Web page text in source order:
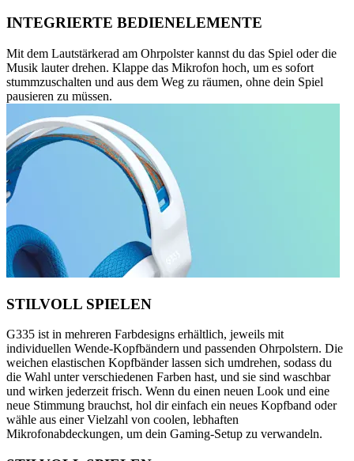
INTEGRIERTE BEDIENELEMENTE
Mit dem Lautstärkerad am Ohrpolster kannst du das Spiel oder die
Musik lauter drehen. Klappe das Mikrofon hoch, um es sofort
stummzuschalten und aus dem Weg zu räumen, ohne dein Spiel
pausieren zu müssen.
STILVOLL SPIELEN
G335 ist in mehreren Farbdesigns erhältlich, jeweils mit
individuellen Wende-Kopfbändern und passenden Ohrpolstern. Die
weichen elastischen Kopfbänder lassen sich umdrehen, sodass du
die Wahl unter verschiedenen Farben hast, und sie sind waschbar
und wirken jederzeit frisch. Wenn du einen neuen Look und eine
neue Stimmung brauchst, hol dir einfach ein neues Kopfband oder
wähle aus einer Vielzahl von coolen, lebhaften
Mikrofonabdeckungen, um dein Gaming-Setup zu verwandeln.